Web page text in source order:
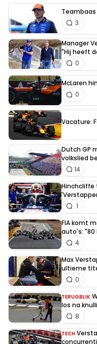
3
Manager
"Hij heeft
0
McLaren
0
Vacature:
Dutch GP
volkslied
14
Hinchcliffe
1
FIA komt
auto's: "80
4
Max
ultieme
0
TERUGBLIK
los na
8
TECH